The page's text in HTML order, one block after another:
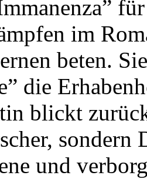
im
beten.
die
blickt
sondern
und